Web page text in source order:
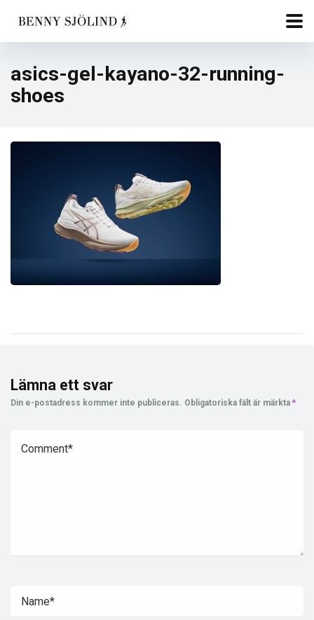
asics-gel-kayano-32-running-
shoes
Lämna ett svar
Din e-postadress kommer inte publiceras. Obligatoriska fält är märkta *